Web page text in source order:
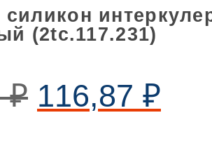
силикон
(2tc.117.231)
₽ 116,87 ₽